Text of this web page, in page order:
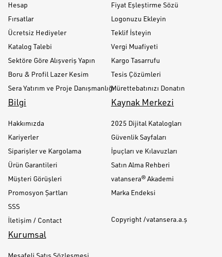
Hesap
Fırsatlar
Ücretsiz Hediyeler
Katalog Talebi
Sektöre Göre Alışveriş Yapın
Boru & Profil Lazer Kesim
Sera Yatırım ve Proje Danışmanlığı
Fiyat Eşleştirme Sözü
Logonuzu Ekleyin
Teklif İsteyin
Vergi Muafiyeti
Kargo Tasarrufu
Tesis Çözümleri
Mürettebatınızı Donatın
Bilgi
Hakkımızda
Kariyerler
Siparişler ve Kargolama
Ürün Garantileri
Müşteri Görüşleri
Promosyon Şartları
SSS
İletişim / Contact
Kaynak Merkezi
2025 Dijital Katalogları
Güvenlik Sayfaları
İpuçları ve Kılavuzları
Satın Alma Rehberi
vatansera® Akademi
Marka Endeksi
Copyright /vatansera.a.ş
Kurumsal
Mesafeli Satış Sözleşmesi